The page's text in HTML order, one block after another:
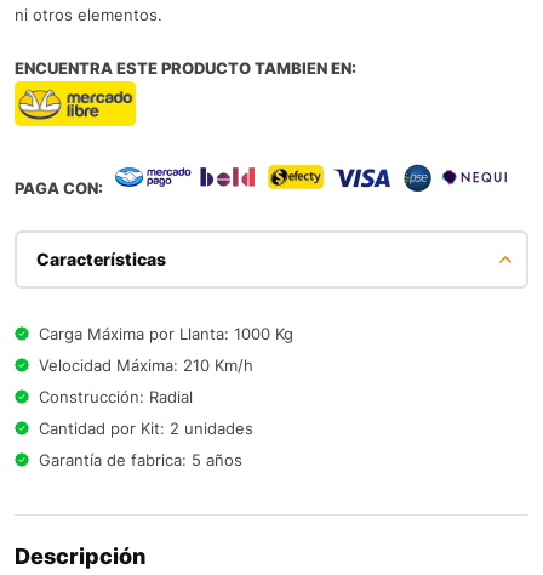
ni otros elementos.
ENCUENTRA ESTE PRODUCTO TAMBIEN EN:
PAGA CON:
Características
Carga Máxima por Llanta: 1000 Kg
Velocidad Máxima: 210 Km/h
Construcción: Radial
Cantidad por Kit: 2 unidades
Garantía de fabrica: 5 años
Descripción